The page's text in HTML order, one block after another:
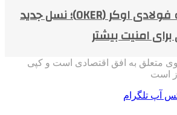
معرفی کرکره فولادی اوکر (OKER)؛ نسل جدید
امنیت بیشتر
متعلق به افق اقتصادی است و کپی
است
آپ تلگرام